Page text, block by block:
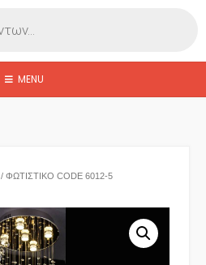
MENU
/ ΦΩΤΙΣΤΙΚΌ CODE 6012-5